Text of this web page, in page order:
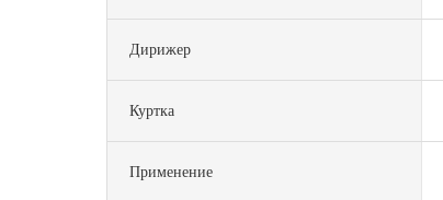
Дирижер
Куртка
Применение